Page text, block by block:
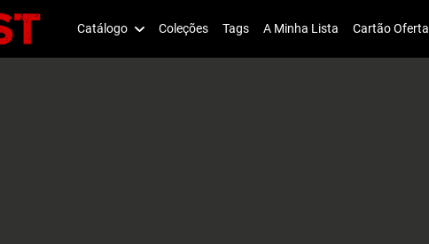
Catálogo Coleções Tags A Minha Lista Cartão Oferta